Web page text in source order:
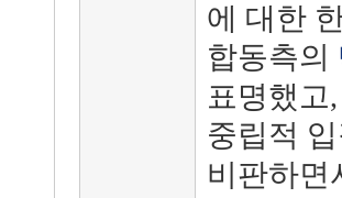
에 대한
합동측의
표명했고
중립적
비판하면